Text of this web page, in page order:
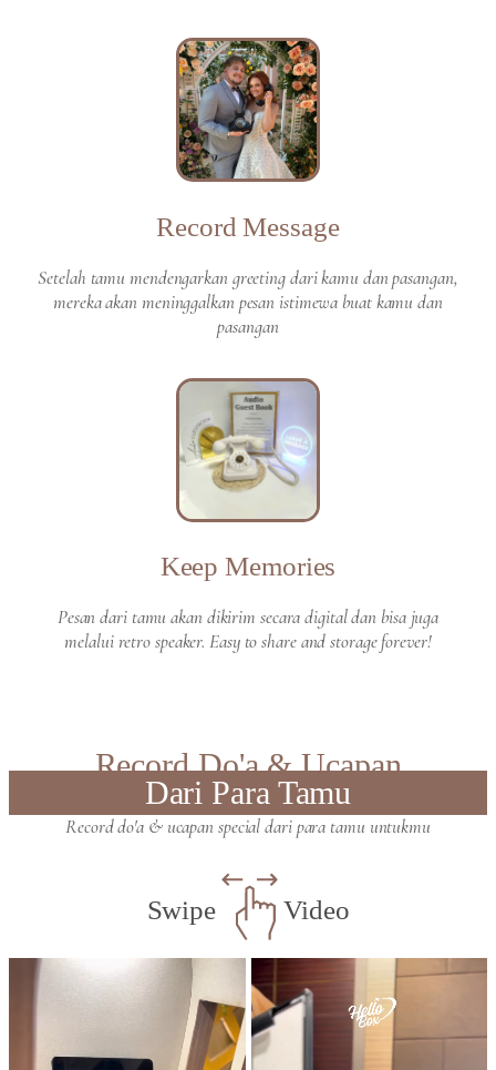
Record Message
Setelah tamu mendengarkan greeting dari kamu dan pasangan,
mereka akan meninggalkan pesan istimewa buat kamu dan
pasangan
Keep Memories
Pesan dari tamu akan dikirim secara digital dan bisa juga
melalui retro speaker. Easy to share and storage forever!
Record Do'a & Ucapan
Dari Para Tamu
Record do'a & ucapan special dari para tamu untukmu
Swipe Video